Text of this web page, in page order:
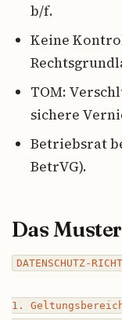
b/f.
Keine
TOM:
sichere
Betriebsrat
BetrVG).
Das
DATENSCHUTZ-
1.